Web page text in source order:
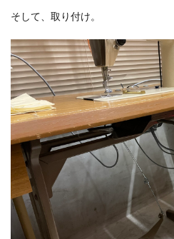
そして、取り付け。